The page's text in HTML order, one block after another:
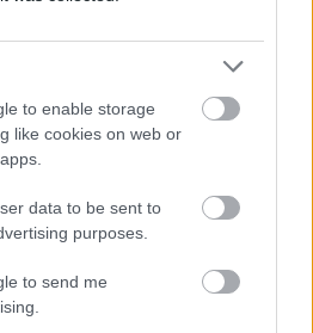
to enable storage
like cookies on web or
data to be sent to
purposes.
to send me
GMAIL ÉS AZ ÖNKÉNY ELLEN
tényleg egy ingyenes e-mail